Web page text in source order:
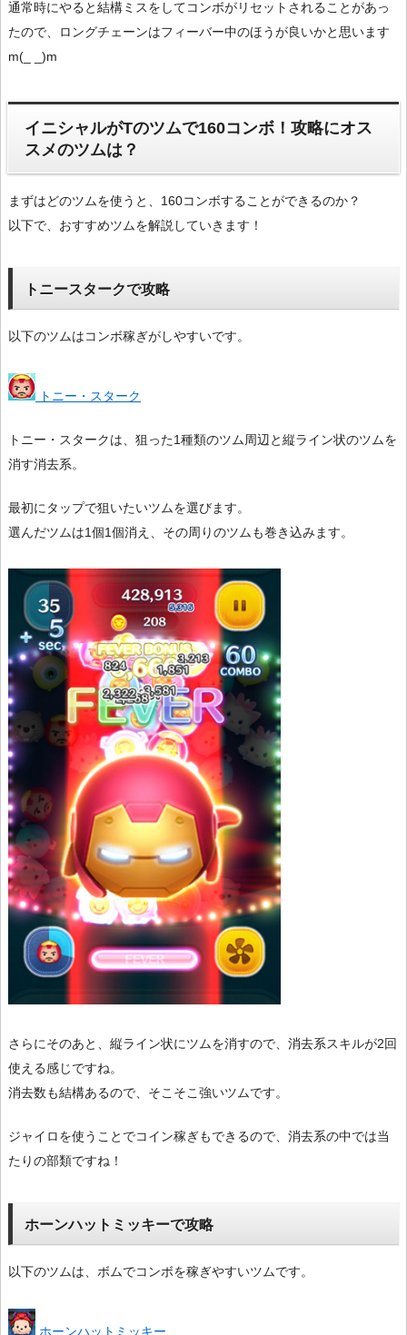
通常時にやると結構ミスをしてコンボがリセットされることがあっ
たので、ロングチェーンはフィーバー中のほうが良いかと思います
m(_ _)m
イニシャルがTのツムで160コンボ！攻略にオス
スメのツムは？
まずはどのツムを使うと、160コンボすることができるのか？
以下で、おすすめツムを解説していきます！
トニースタークで攻略
以下のツムはコンボ稼ぎがしやすいです。
トニー・スターク
トニー・スタークは、狙った1種類のツム周辺と縦ライン状のツムを
消す消去系。
最初にタップで狙いたいツムを選びます。
選んだツムは1個1個消え、その周りのツムも巻き込みます。
さらにそのあと、縦ライン状にツムを消すので、消去系スキルが2回
使える感じですね。
消去数も結構あるので、そこそこ強いツムです。
ジャイロを使うことでコイン稼ぎもできるので、消去系の中では当
たりの部類ですね！
ホーンハットミッキーで攻略
以下のツムは、ボムでコンボを稼ぎやすいツムです。
ホーンハットミッキー